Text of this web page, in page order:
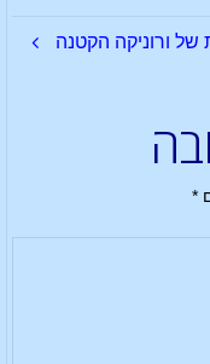
של ורוניקה הקטנה
*